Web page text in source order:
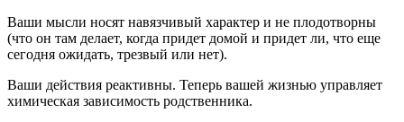
Ваши мысли носят навязчивый характер и не плодотворны
(что он там делает, когда придет домой и придет ли, что еще
сегодня ожидать, трезвый или нет).
Ваши действия реактивны. Теперь вашей жизнью управляет
химическая зависимость родственника.